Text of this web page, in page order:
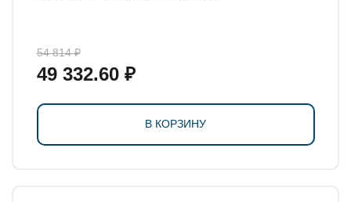
54 814 ₽
49 332.60 ₽
В КОРЗИНУ